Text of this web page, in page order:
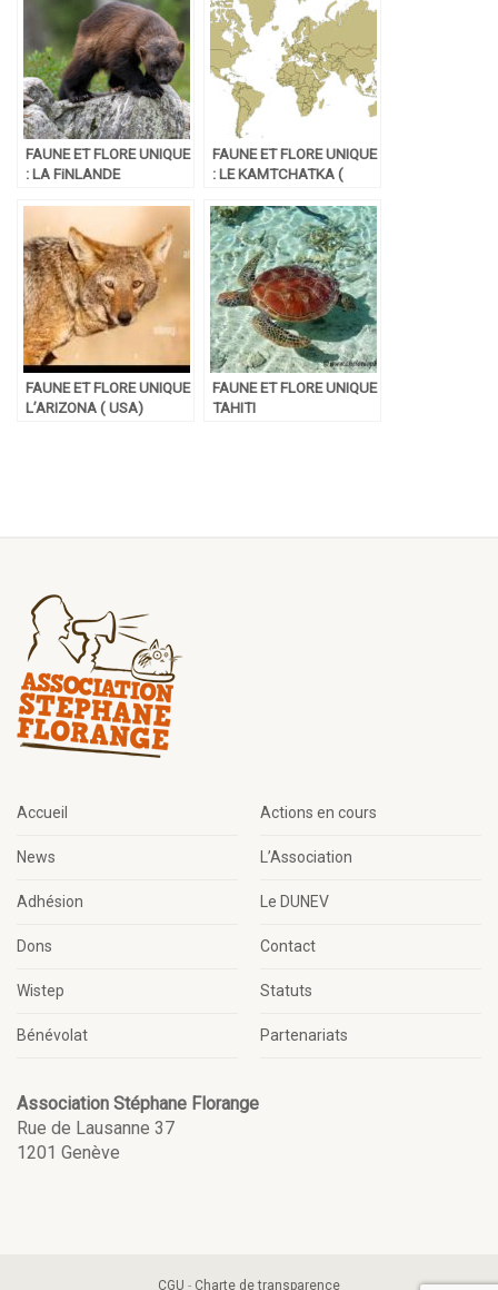
FAUNE ET FLORE UNIQUE
: LA FiNLANDE
FAUNE ET FLORE UNIQUE
: LE KAMTCHATKA (
FAUNE ET FLORE UNIQUE
L’ARIZONA ( USA)
FAUNE ET FLORE UNIQUE
TAHITI
Accueil Actions en cours
News L’Association
Adhésion Le DUNEV
Dons Contact
Wistep Statuts
Bénévolat Partenariats
Association Stéphane Florange
Rue de Lausanne 37
1201 Genève
CGU - Charte de transparence